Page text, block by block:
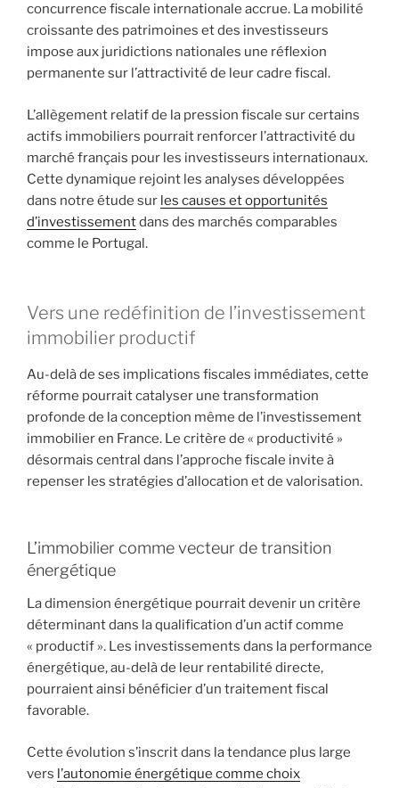
concurrence fiscale internationale accrue. La mobilité
croissante des patrimoines et des investisseurs
impose aux juridictions nationales une réflexion
permanente sur l’attractivité de leur cadre fiscal.
L’allègement relatif de la pression fiscale sur certains
actifs immobiliers pourrait renforcer l’attractivité du
marché français pour les investisseurs internationaux.
Cette dynamique rejoint les analyses développées
dans notre étude sur les causes et opportunités
d’investissementdans des marchés comparables
comme le Portugal.
Vers une redéfinition de l’investissement
immobilier productif
Au-delà de ses implications fiscales immédiates, cette
réforme pourrait catalyser une transformation
profonde de la conception même de l’investissement
immobilier en France. Le critère de « productivité »
désormais central dans l’approche fiscale invite à
repenser les stratégies d’allocation et de valorisation.
L’immobilier comme vecteur de transition
énergétique
La dimension énergétique pourrait devenir un critère
déterminant dans la qualification d’un actif comme
« productif ». Les investissements dans la performance
énergétique, au-delà de leur rentabilité directe,
pourraient ainsi bénéficier d’un traitement fiscal
favorable.
Cette évolution s’inscrit dans la tendance plus large
vers l’autonomie énergétique comme choix